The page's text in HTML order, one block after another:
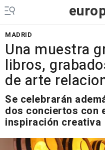
MADRID
Una muestra
libros,
de arte
Se celebrarán
dos conciertos con
inspiración creativa